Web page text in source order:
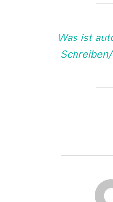
Was ist